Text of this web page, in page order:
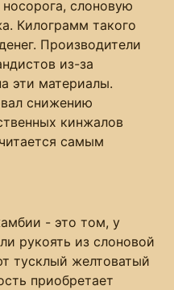
слоновую
Килограмм такого
Производители
из-за
эти материалы.
снижению
кинжалов
самым
- это том, у
рукоять из слоновой
тусклый желтоватый
приобретает